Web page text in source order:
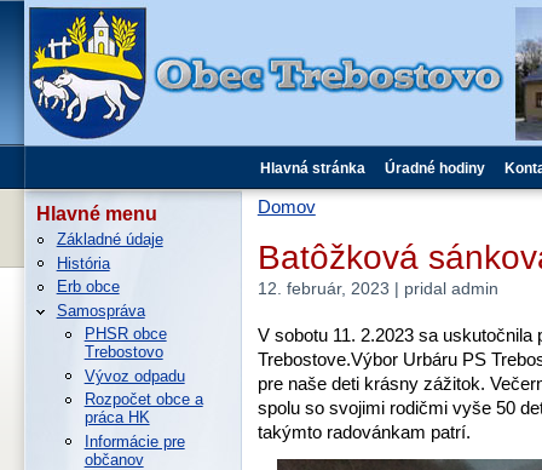
Hlavná stránka Úradné hodiny
Domov
Batôžková
12. február, 2023 | pridal admin
V sobotu 11. 2.2023 sa uskutočnila
Trebostove.Výbor Urbáru PS
pre naše deti krásny zážitok.
spolu so svojimi rodičmi vyše 50
takýmto radovánkam patrí.
Hlavné menu
Základné údaje
História
Erb obce
Samospráva
PHSR obce
Trebostovo
Vývoz odpadu
Rozpočet obce a
práca HK
Informácie pre
občanov